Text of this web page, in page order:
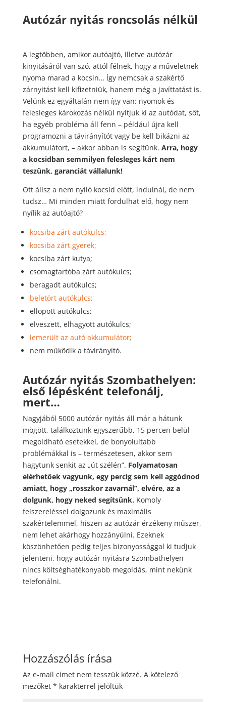
Autózár nyitás roncsolás nélkül
A legtöbben, amikor autóajtó, illetve autózár
kinyitásáról van szó, attól félnek, hogy a műveletnek
nyoma marad a kocsin… Így nemcsak a szakértő
zárnyitást kell kifizetniük, hanem még a javíttatást is.
Velünk ez egyáltalán nem így van: nyomok és
felesleges károkozás nélkül nyitjuk ki az autódat, sőt,
ha egyéb probléma áll fenn – például újra kell
programozni a távirányítót vagy be kell bikázni az
akkumulátort, – akkor abban is segítünk. Arra, hogy
a kocsidban semmilyen felesleges kárt nem
teszünk, garanciát vállalunk!
Ott állsz a nem nyíló kocsid előtt, indulnál, de nem
tudsz… Mi minden miatt fordulhat elő, hogy nem
nyílik az autóajtó?
kocsiba zárt autókulcs;
kocsiba zárt gyerek;
kocsiba zárt kutya;
csomagtartóba zárt autókulcs;
beragadt autókulcs;
beletört autókulcs;
ellopott autókulcs;
elveszett, elhagyott autókulcs;
lemerült az autó akkumulátor;
nem működik a távirányító.
Autózár nyitás Szombathelyen:
első lépésként telefonálj,
mert…
Nagyjából 5000 autózár nyitás áll már a hátunk
mögött, találkoztunk egyszerűbb, 15 percen belül
megoldható esetekkel, de bonyolultabb
problémákkal is – természetesen, akkor sem
hagytunk senkit az „út szélén”. Folyamatosan
elérhetőek vagyunk, egy percig sem kell aggódnod
amiatt, hogy „rosszkor zavarnál”, elvére, az a
dolgunk, hogy neked segítsünk. Komoly
felszereléssel dolgozunk és maximális
szakértelemmel, hiszen az autózár érzékeny műszer,
nem lehet akárhogy hozzányúlni. Ezeknek
köszönhetően pedig teljes bizonyossággal ki tudjuk
jelenteni, hogy autózár nyitásra Szombathelyen
nincs költséghatékonyabb megoldás, mint nekünk
telefonálni.
Hozzászólás írása
Az e-mail címet nem tesszük közzé. A kötelező
mezőket * karakterrel jelöltük